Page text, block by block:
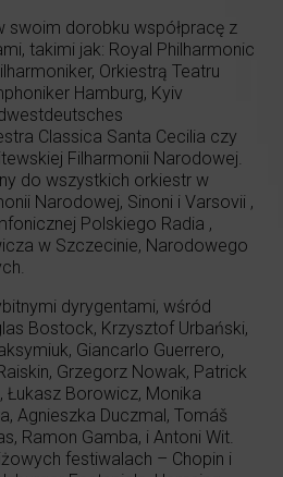
swoim dorobku współpracę z
takimi jak: Royal Philharmonic
Orkiestrą Teatru
Hamburg, Kyiv
Classica Santa Cecilia czy
Filharmonii Narodowej.
do wszystkich orkiestr w
Narodowej, Sinoni i Varsovii ,
Polskiego Radia ,
w Szczecinie, Narodowego
dyrygentami, wśród
Bostock, Krzysztof Urbański,
Giancarlo Guerrero,
Grzegorz Nowak, Patrick
Łukasz Borowicz, Monika
Agnieszka Duczmal, Tomáš
Ramon Gamba, i Antoni Wit.
festiwalach – Chopin i